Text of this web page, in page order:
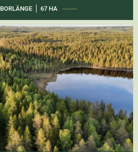
BORLÄNGE 67 HA